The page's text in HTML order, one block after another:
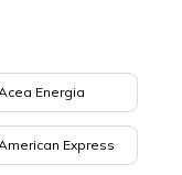
Energia
Express